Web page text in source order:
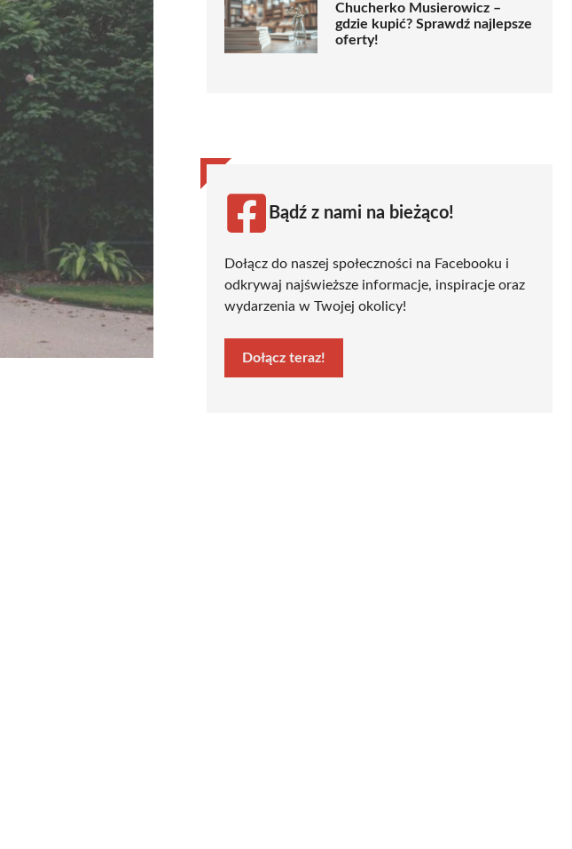
Chucherko Musierowicz –
gdzie kupić? Sprawdź najlepsze
oferty!
Bądź z nami na bieżąco!
Dołącz do naszej społeczności na Facebooku i
odkrywaj najświeższe informacje, inspiracje oraz
wydarzenia w Twojej okolicy!
Dołącz teraz!